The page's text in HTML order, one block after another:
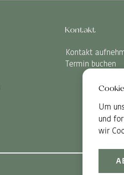
Kontakt
Kontakt
Termin buchen
Um
und
wir